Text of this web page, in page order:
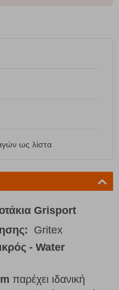
ως λίστα
Grisport
Gritex
- Water
παρέχει ιδανική